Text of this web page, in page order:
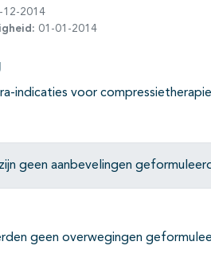
12-2014
01-01-2014
indicaties voor compressietherapie
geen aanbevelingen
geen overwegingen